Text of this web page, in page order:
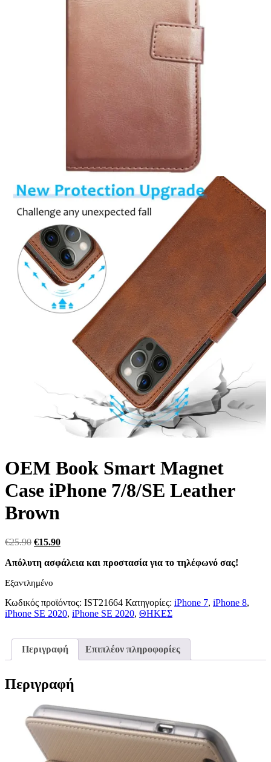
OEM Book Smart Magnet
Case iPhone 7/8/SE Leather
Brown
€25.90 Original
was:
€15.90Η
τιμή
Απόλυτη ασφάλεια και προστασία για το τηλέφωνό σας!
Εξαντλημένο
Κωδικός προϊόντος: IST21664 Κατηγορίες: iPhone 7, iPhone 8,
iPhone SE 2020, iPhone SE 2020, ΘΗΚΕΣ
Περιγραφή Επιπλέον πληροφορίες
Περιγραφή